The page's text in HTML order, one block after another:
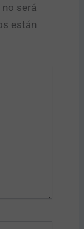
será
están